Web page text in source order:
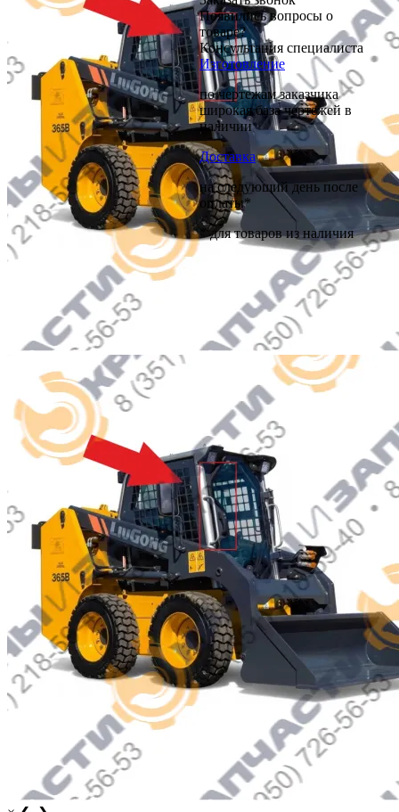
Появились вопросы о
товаре?
Консультация специалиста
Изготовление
по чертежам заказчика
широкая база чертежей в
наличии
Доставка
на следующий день после
оплаты*
* для товаров из наличия